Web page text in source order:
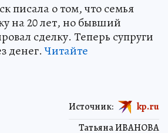
писала о том, что семья
на 20 лет, но бывший
сделку. Теперь супруги
денег.Читайте
Татьяна ИВАНОВА
Источник: kp.ru